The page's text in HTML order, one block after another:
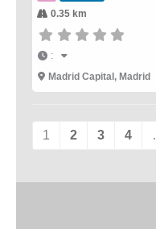
0.35 km
:
Madrid Capital , Madrid
1 2 3 4